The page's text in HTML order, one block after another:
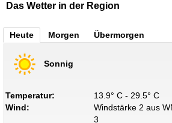
Das Wetter in der Region
Heute Morgen Übermorgen
Sonnig
Temperatur:
13.9° C - 29.5° C
Wind:
Windstärke 2 aus
3